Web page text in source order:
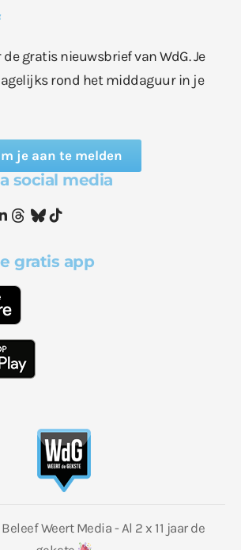
gratis nieuwsbrief van WdG. Je
rond het middaguur in je
je aan te melden
social media
gratis app
Weert Media - Al 2 x 11 jaar de